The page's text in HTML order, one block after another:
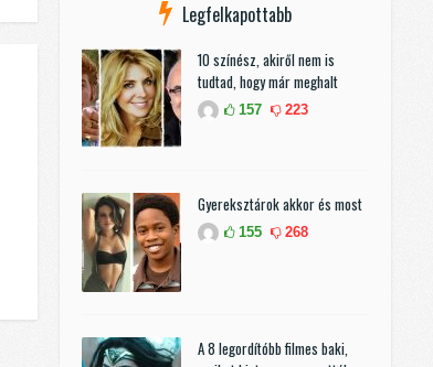
Legfelkapottabb
10 színész, akiről nem is
tudtad, hogy már meghalt
157 223
Gyereksztárok akkor és most
155 268
A 8 legordítóbb filmes baki,